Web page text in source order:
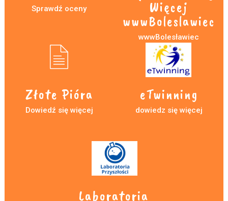
Sprawdź oceny
Więcej
wwwBoleslawiec
wwwBolesławiec
Złote Pióra
Dowiedź się więcej
eTwinning
dowiedz się więcej
Laboratoria